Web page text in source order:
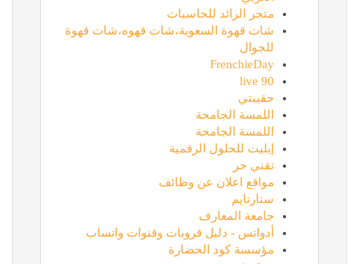
متجر الرائد للحاسبات
شات قهوة السعوية،شات قهوه،شات قهوة
للجوال
FrenchieDay
90 live
حقيبتي
اللمسة الجامحة
اللمسة الجامحة
إيليت للحلول الرقمية
تقني حر
مواقع اعلان عن وظائف
ستارتايم
جامعة المعارف
أدواتس - دليل قروبات وقنوات واتساب
مؤسسة كود الحضارة